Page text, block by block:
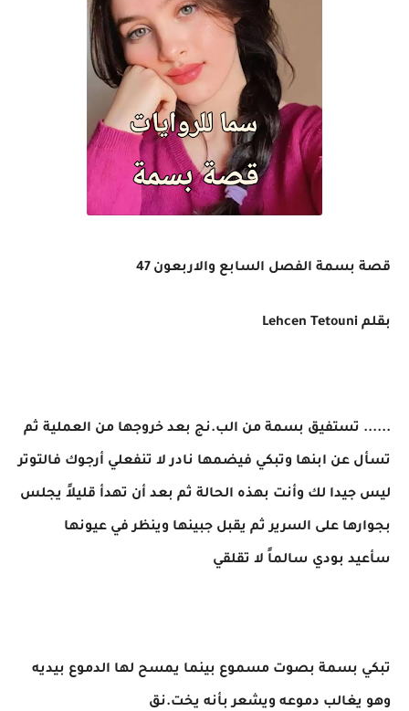
قصة بسمة الفصل السابع والاربعون 47
بقلم Lehcen Tetouni
...... تستفيق بسمة من الب.نج بعد خروجها من العملية ثم
تسأل عن ابنها وتبكي فيضمها نادر لا تنفعلي أرجوك فالتوتر
ليس جيدا لك وأنت بهذه الحالة ثم بعد أن تهدأ قليلاً يجلس
بجوارها على السرير ثم يقبل جبينها وينظر في عيونها
سأعيد بودي سالماً لا تقلقي
تبكي بسمة بصوت مسموع بينما يمسح لها الدموع بيديه
وهو يغالب دموعه ويشعر بأنه يخت.نق